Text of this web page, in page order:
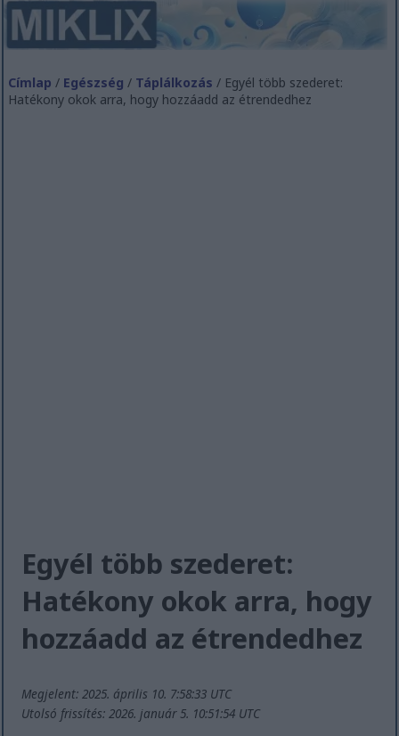
Címlap / Egészség / Táplálkozás / Egyél több szederet:
Hatékony okok arra, hogy hozzáadd az étrendedhez
Egyél több szederet:
Hatékony okok arra, hogy
hozzáadd az étrendedhez
Megjelent: 2025. április 10. 7:58:33 UTC
Utolsó frissítés: 2026. január 5. 10:51:54 UTC